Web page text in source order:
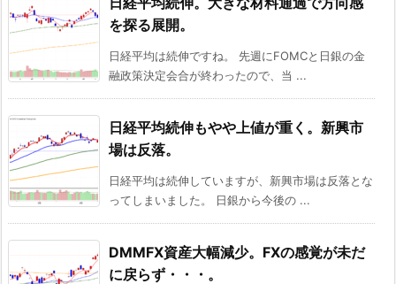
を探る展開。
日経平均は続伸ですね。 先週にFOMCと日銀の金
融政策決定会合が終わったので、当 ...
日経平均続伸もやや上値が重く。新興市
場は反落。
日経平均は続伸していますが、新興市場は反落とな
ってしまいました。 日銀から今後の ...
DMMFX資産大幅減少。FXの感覚が未だ
に戻らず・・・。